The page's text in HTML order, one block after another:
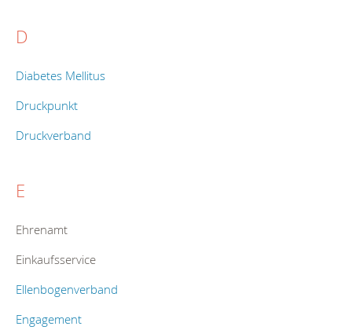
D
Diabetes Mellitus
Druckpunkt
Druckverband
E
Ehrenamt
Einkaufsservice
Ellenbogenverband
Engagement